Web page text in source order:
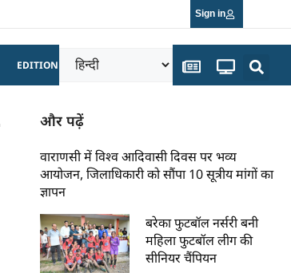
Sign in
EDITION
और पढ़ें
वाराणसी में विश्व आदिवासी दिवस पर भव्य
आयोजन, जिलाधिकारी को सौंपा 10 सूत्रीय मांगों का
ज्ञापन
बरेका फुटबॉल नर्सरी बनी
महिला फुटबॉल लीग की
सीनियर चैंपियन